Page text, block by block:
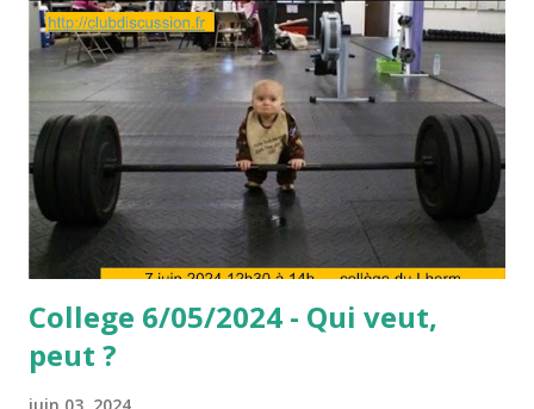
College 6/05/2024 - Qui veut,
peut ?